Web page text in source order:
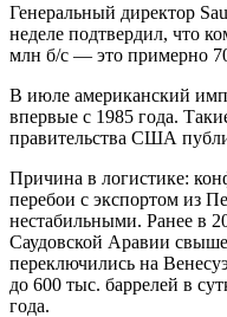
Генеральный директор
неделе подтвердил, что
млн б/с — это примерно
В июле американский
впервые с 1985 года.
правительства США
Причина в логистике:
перебои с экспортом из
нестабильными. Ранее в
Саудовской Аравии
переключились на
до 600 тыс. баррелей в
года.